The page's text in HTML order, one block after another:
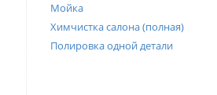
Мойка
Химчистка салона (полная)
Полировка одной детали